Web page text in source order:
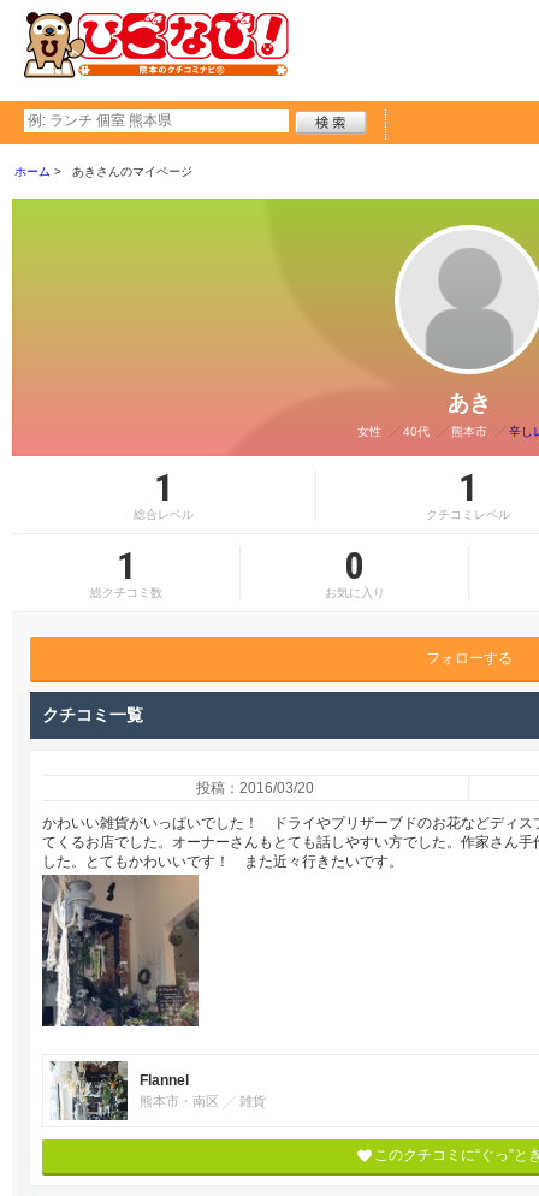
ホーム あきさんのマイページ
あき
女性 40代 熊本市 辛し
1
総合レベル
1
クチコミレベル
1
総クチコミ数
0
お気に入り
フォローする
クチコミ一覧
投稿：2016/03/20
かわいい雑貨がいっぱいでした！ ドライやプリザーブドのお花などディ
てくるお店でした。オーナーさんもとても話しやすい方でした。作家さん
した。とてもかわいいです！ また近々行きたいです。
Flannel
熊本市・南区 雑貨
このクチコミに“ぐっ”と